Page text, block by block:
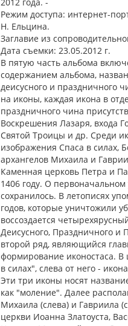
Режим доступа: интернет-
Н. Ельцина.
Заглавие из
Дата съемки: 23.05.2012 г.
В пятую часть альбома
содержанием альбома,
деисусного и праздничного
на иконы, каждая икона в
праздничного чина
Воскрешения Лазаря, входа
Святой Троицы и др. Среди
изображения Спаса в силах,
архангелов Михаила и
Каменная церковь Петра и
1406 году. О
сохранилось. В летописях
годов, которые уничтожили
воссоздается
Деисусного, Праздничного и
второй ряд, являющийся
формирование иконостаса. В
в силах", слева от него -
Эти три иконы носят
как "моление". Далее
Михаила (слева) и Гавриила
церкви Иоанна Златоуста,